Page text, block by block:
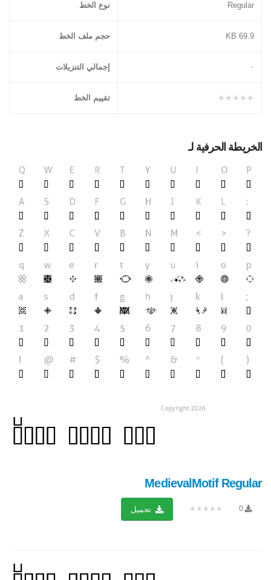
Regular نوع الخط
69.9 KB حجم ملف الخط
۰ إجمالي التنزيلات
★★★★★ تقييم الخط
الخريطة الحرفية لـ
MedievalMotif Regular
0
★★★★★ تحميل